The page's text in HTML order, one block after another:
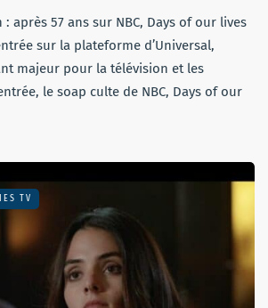
: après 57 ans sur NBC, Days of our lives
sur la plateforme d’Universal,
majeur pour la télévision et les
le soap culte de NBC, Days of our
TV